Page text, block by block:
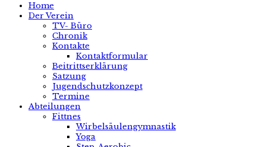
Home
Der Verein
TV- Büro
Chronik
Kontakte
Kontaktformular
Beitrittserklärung
Satzung
Jugendschutzkonzept
Termine
Abteilungen
Fittnes
Wirbelsäulengymnastik
Yoga